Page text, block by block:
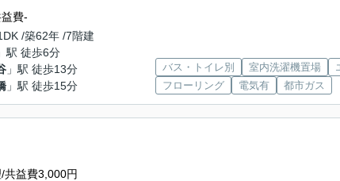
費-
/築62年 /7階建
」駅 徒歩6分
」駅 徒歩13分
」駅 徒歩15分
バス・トイレ別 室内洗濯機置場
フローリング
電気有 都市ガス
共益費3,000円